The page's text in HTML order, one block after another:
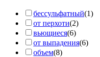
бессульфатный(1)
от перхоти(2)
вьющиеся(6)
от выпадения(6)
объем(8)